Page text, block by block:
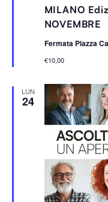
MILANO
NOVEMBRE
g
n
a
l
a
t
Fermata Piazza
€10,00
LUN
24